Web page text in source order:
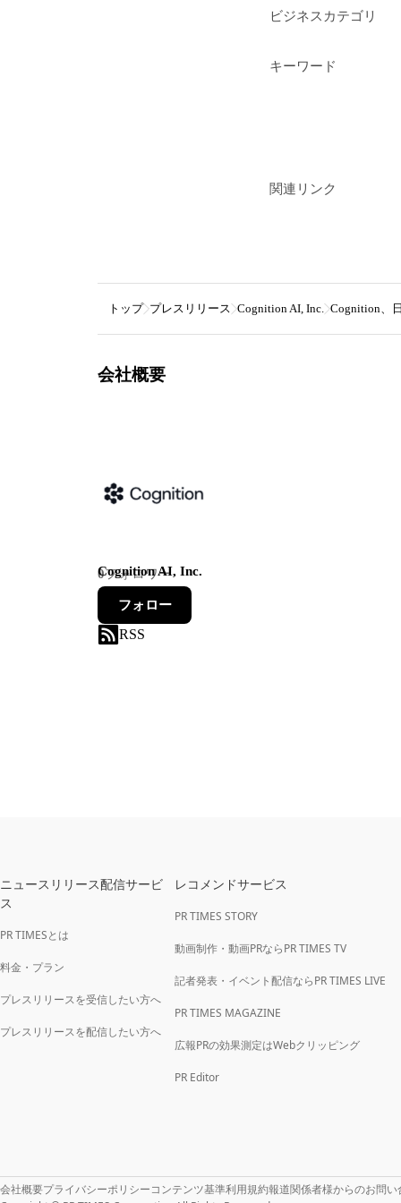
ビジネスカテゴリ
キーワード
関連リンク
トップ プレスリリース Cognition AI, Inc. Cognition、
会社概要
Cognition AI, Inc.
0フォロワー
フォロー
RSS
ニュースリリース配信サービ
ス
PR TIMESとは
料金・プラン
プレスリリースを受信したい方へ
プレスリリースを配信したい方へ
レコメンドサービス
PR TIMES STORY
動画制作・動画PRならPR TIMES TV
記者発表・イベント配信ならPR TIMES LIVE
PR TIMES MAGAZINE
広報PRの効果測定はWebクリッピング
PR Editor
会社概要プライバシーポリシーコンテンツ基準利用規約報道関係者様からのお問い